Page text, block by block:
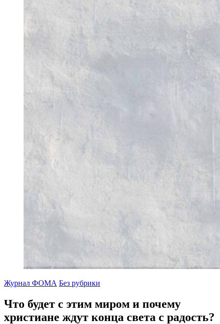
Журнал ФОМА Без рубрики
Что будет с этим миром и почему
христиане ждут конца света с радость?